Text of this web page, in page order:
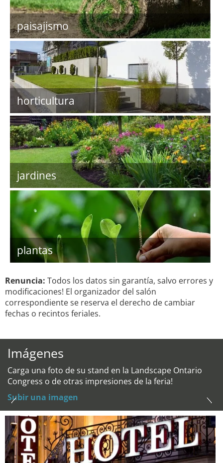
paisajismo
horticultura
jardines
plantas
Renuncia: Todos los datos sin garantía, salvo errores y
modificaciones! El organizador del salón
correspondiente se reserva el derecho de cambiar
fechas o recintos feriales.
Imágenes
Carga una foto de su stand en la Landscape Ontario
Congress o de otras impresiones de la feria!
Subir una imagen